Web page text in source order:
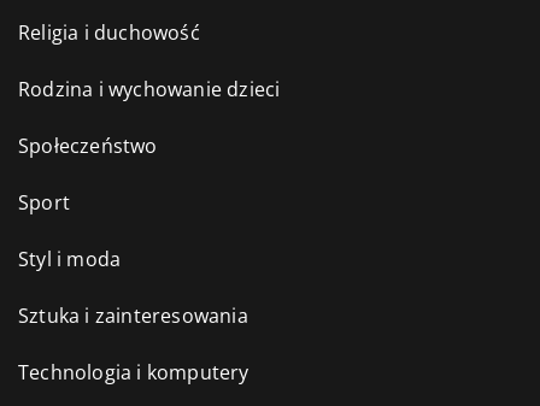
Religia i duchowość
Rodzina i wychowanie dzieci
Społeczeństwo
Sport
Styl i moda
Sztuka i zainteresowania
Technologia i komputery